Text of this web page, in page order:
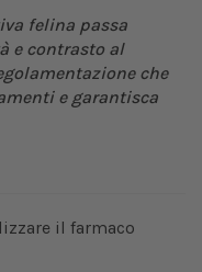
felina passa
e contrasto al
che
e garantisca